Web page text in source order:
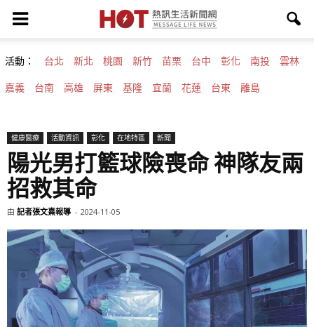
活動： 台北 新北 桃園 新竹 苗栗 台中 彰化 南投 雲林
嘉義 台南 高雄 屏東 基隆 宜蘭 花蓮 台東 離島
健康醫療 活動資訊 彰化 在地特區 新聞
陽光男打籃球險喪命 神隊友兩
招救其命
由 記者張文熹報導 - 2024-11-05